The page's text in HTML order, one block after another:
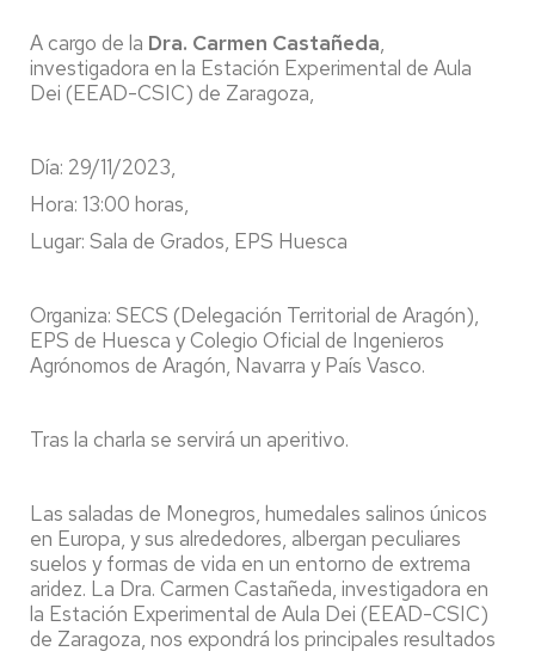
A cargo de la Dra. Carmen Castañeda,
investigadora en la Estación Experimental de Aula
Dei (EEAD-CSIC) de Zaragoza,
Día: 29/11/2023,
Hora: 13:00 horas,
Lugar: Sala de Grados, EPS Huesca
Organiza: SECS (Delegación Territorial de Aragón),
EPS de Huesca y Colegio Oficial de Ingenieros
Agrónomos de Aragón, Navarra y País Vasco.
Tras la charla se servirá un aperitivo.
Las saladas de Monegros, humedales salinos únicos
en Europa, y sus alrededores, albergan peculiares
suelos y formas de vida en un entorno de extrema
aridez. La Dra. Carmen Castañeda, investigadora en
la Estación Experimental de Aula Dei (EEAD-CSIC)
de Zaragoza, nos expondrá los principales resultados